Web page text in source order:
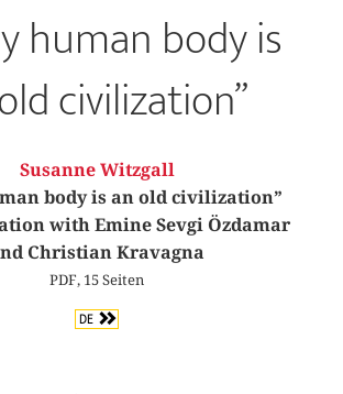
human body is
civilization”
Susanne Witzgall
body is an old civilization”
with Emine Sevgi Özdamar
Christian Kravagna
PDF, 15 Seiten
DE